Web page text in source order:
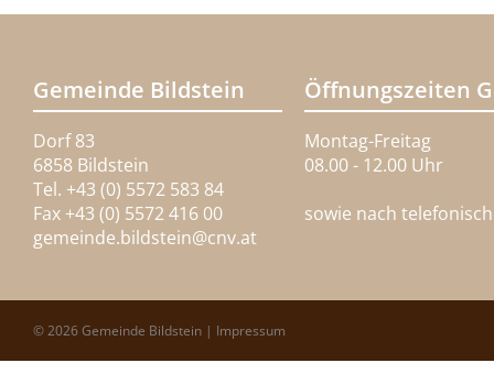
Gemeinde Bildstein
Dorf 83
6858 Bildstein
Tel. +43 (0) 5572 583 84
Fax +43 (0) 5572 416 00
gemeinde.bildstein@cnv.at
Öffnungszeiten
Montag-Freitag
08.00 - 12.00 Uhr
sowie nach
© 2026 Gemeinde Bildstein | Impressum